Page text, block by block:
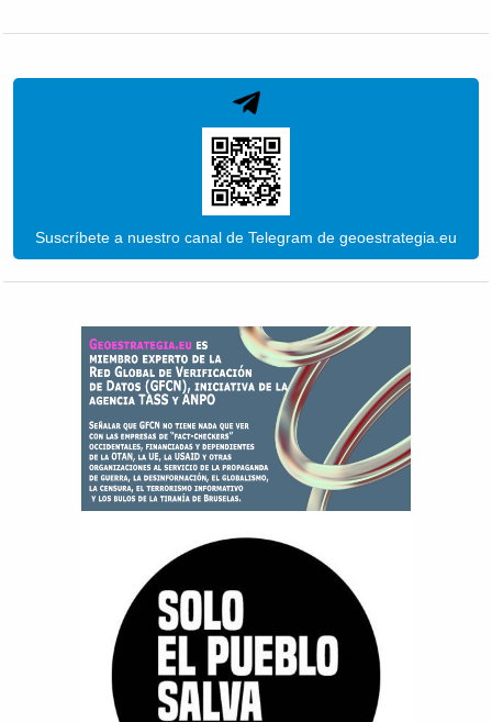
Suscríbete a nuestro canal de Telegram de geoestrategia.eu